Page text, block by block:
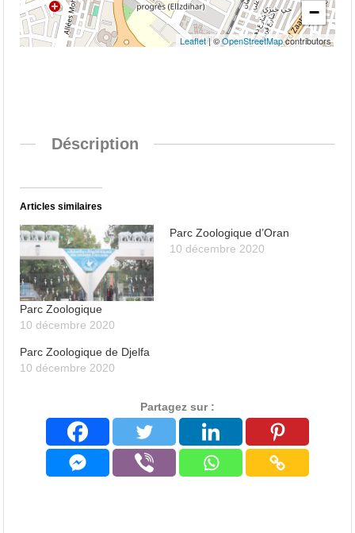
−
Leaflet| ©OpenStreetMapcontributors
Déscription
Articles similaires
Parc Zoologique
10 décembre 2020
Parc Zoologique d’Oran
10 décembre 2020
Parc Zoologique de Djelfa
10 décembre 2020
Partagez sur :